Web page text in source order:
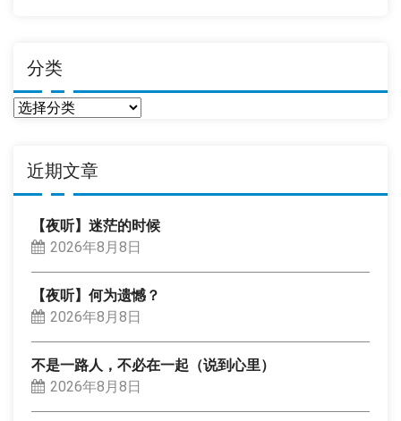
分类
分
近期文章
【夜听】迷茫的时候
2026年8月8日
【夜听】何为遗憾？
2026年8月8日
不是一路人，不必在一起（说到心里）
2026年8月8日